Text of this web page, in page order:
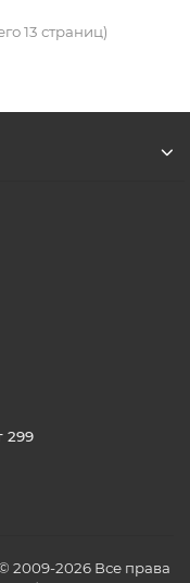
13 страниц)
299
2009-2026 Все права